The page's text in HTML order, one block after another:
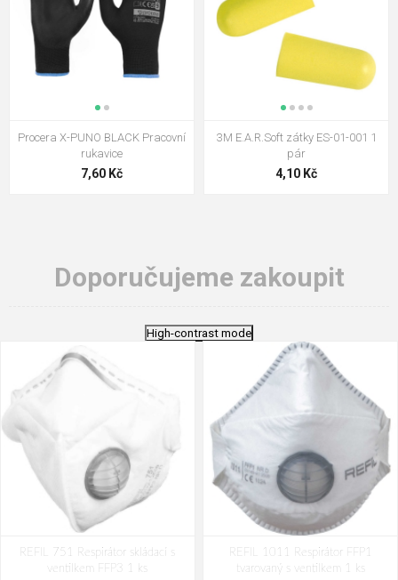
Procera X-PUNO BLACK Pracovní
rukavice
7,60 Kč
3M E.A.R.Soft zátky ES-01-001 1
pár
4,10 Kč
Doporučujeme zakoupit
High-contrast mode
REFIL 751 Respirátor skládací s
ventilkem FFP3 1 ks
REFIL 1011 Respirátor FFP1
tvarovaný s ventilkem 1 ks